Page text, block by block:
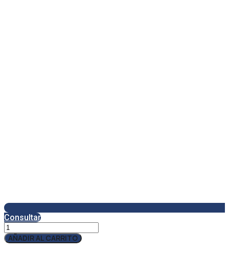
Consultar
Servicio
Técnico
SAT150
AÑADIR AL CARRITO